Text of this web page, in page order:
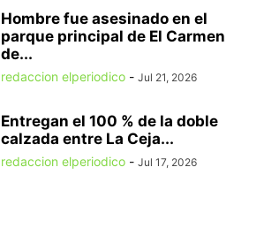
Hombre fue asesinado en el
parque principal de El Carmen
de...
redaccion elperiodico - Jul 21, 2026
Entregan el 100 % de la doble
calzada entre La Ceja...
redaccion elperiodico - Jul 17, 2026